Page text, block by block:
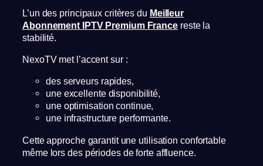
L’un des principaux critères du Meilleur
Abonnement IPTV Premium France reste la
stabilité.
NexoTV met l’accent sur :
des serveurs rapides,
une excellente disponibilité,
une optimisation continue,
une infrastructure performante.
Cette approche garantit une utilisation confortable
même lors des périodes de forte affluence.